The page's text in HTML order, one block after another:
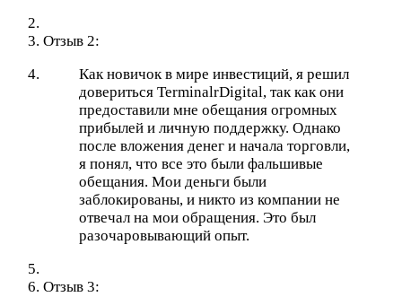
Отзыв 2:
Как новичок в мире инвестиций, я решил
довериться TerminalrDigital, так как они
предоставили мне обещания огромных
прибылей и личную поддержку. Однако
после вложения денег и начала торговли,
я понял, что все это были фальшивые
обещания. Мои деньги были
заблокированы, и никто из компании не
отвечал на мои обращения. Это был
разочаровывающий опыт.
Отзыв 3: